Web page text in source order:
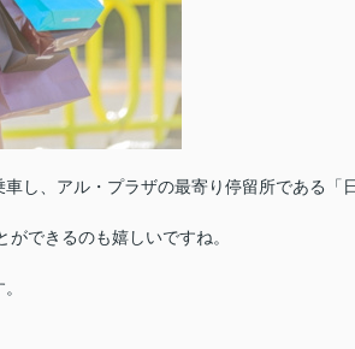
し、アル・プラザの最寄り停留所である「
できるのも嬉しいですね。